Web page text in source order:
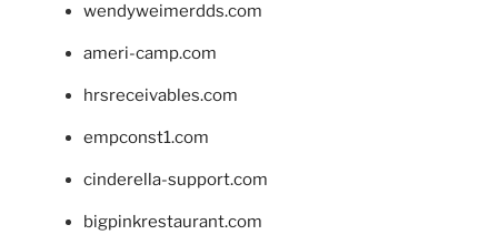
wendyweimerdds.com
ameri-camp.com
hrsreceivables.com
empconst1.com
cinderella-support.com
bigpinkrestaurant.com